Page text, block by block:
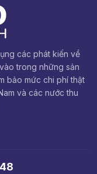
các phát kiến về
trong những sản
bảo mức chi phí thật
và các nước thu